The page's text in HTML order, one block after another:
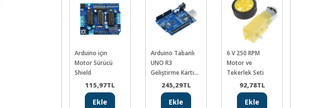
Arduino için
Motor Sürücü
Shield
115,97TL
Ekle
Arduino Tabanlı
UNO R3
Geliştirme Kartı
(CH340)
245,29TL
Ekle
6 V 250 RPM
Motor ve
Tekerlek Seti
92,78TL
Ekle